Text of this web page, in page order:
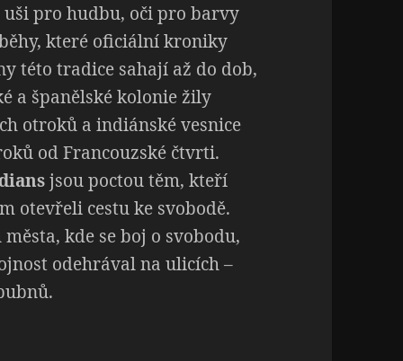
pro hudbu, oči pro barvy
které oficiální kroniky
této tradice sahají až do dob,
a španělské kolonie žily
otroků a indiánské vesnice
od Francouzské čtvrti.
jsou poctou těm, kteří
otevřeli cestu ke svobodě.
kde se boj o svobodu,
odehrával na ulicích –